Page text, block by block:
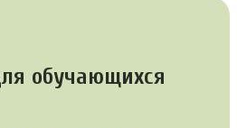
обучающихся